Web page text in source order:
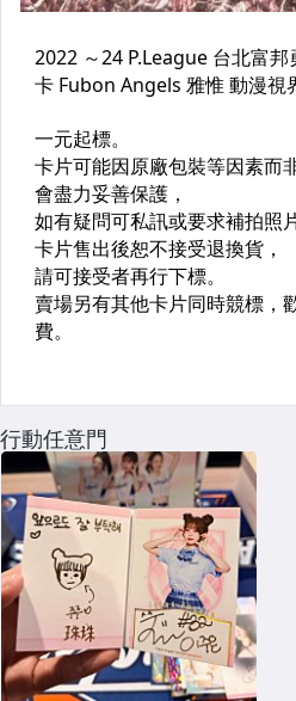
行動任意門